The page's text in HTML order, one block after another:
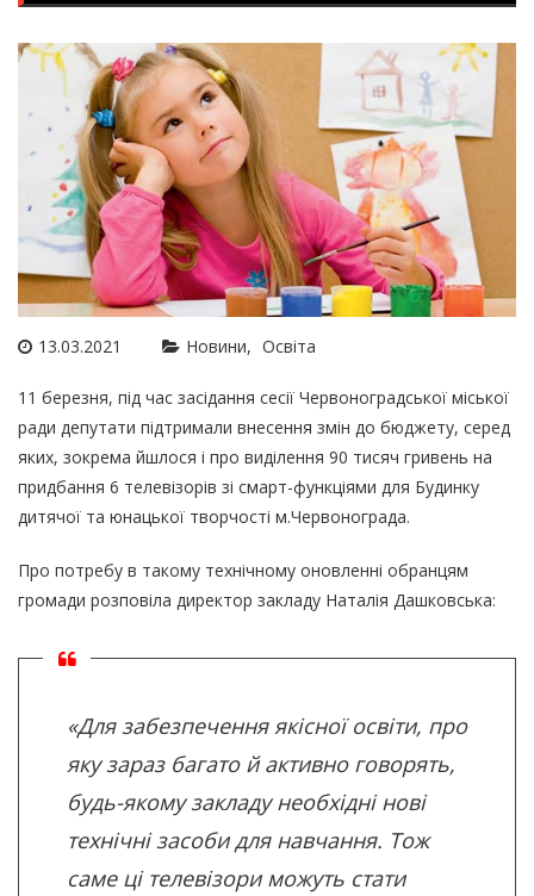
13.03.2021 Новини Освіта
11 березня, під час засідання сесії Червоноградської міської
ради депутати підтримали внесення змін до бюджету, серед
яких, зокрема йшлося і про виділення 90 тисяч гривень на
придбання 6 телевізорів зі смарт-функціями для Будинку
дитячої та юнацької творчості м.Червонограда.
Про потребу в такому технічному оновленні обранцям
громади розповіла директор закладу Наталія Дашковська:
«Для забезпечення якісної освіти, про
яку зараз багато й активно говорять,
будь-якому закладу необхідні нові
технічні засоби для навчання. Тож
саме ці телевізори можуть стати